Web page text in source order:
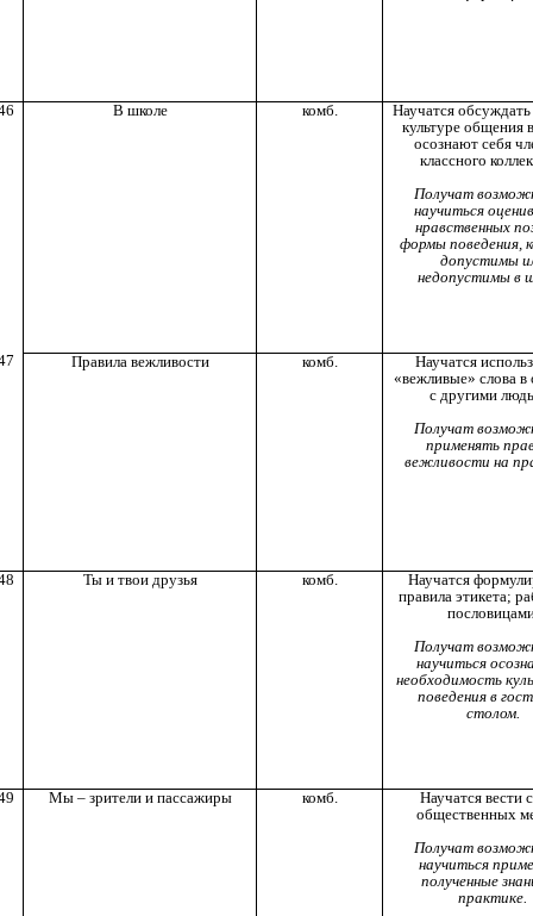
В школе комб.
Научатся
культуре общения
осознают себя
классного
Получат
научиться
нравственных
формы поведения,
допустимы
недопустимы в
Правила вежливости комб.
Научатся
«вежливые» слова
с другими
Получат
применять
вежливости на
Ты и твои друзья комб.
Научатся
правила этикета;
Получат
научиться
необходимость
поведения в
столом.
Мы – зрители и пассажиры комб.
Научатся вести
общественных
Получат
научиться
полученные
практике.